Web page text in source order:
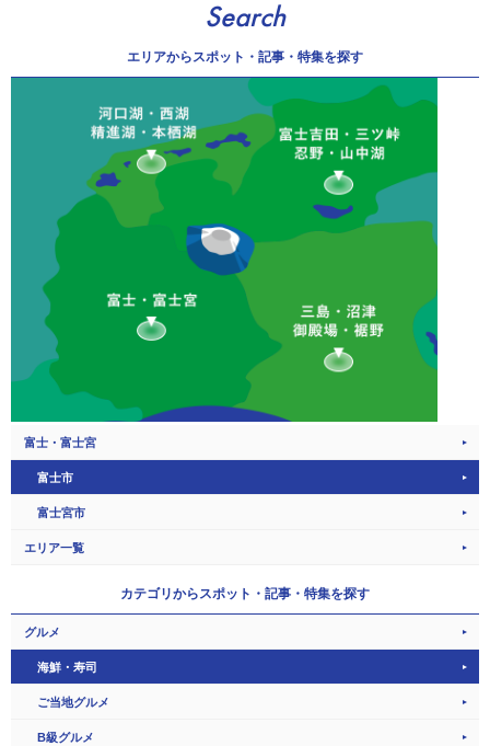
Search
エリアからスポット・記事・特集を探す
富士・富士宮
富士市
富士宮市
エリア一覧
カテゴリからスポット・記事・特集を探す
グルメ
海鮮・寿司
ご当地グルメ
B級グルメ